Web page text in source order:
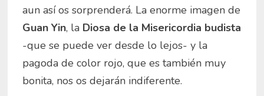
aun así os sorprenderá. La enorme imagen de
Guan Yin, la Diosa de la Misericordia budista
-que se puede ver desde lo lejos- y la
pagoda de color rojo, que es también muy
bonita, nos os dejarán indiferente.